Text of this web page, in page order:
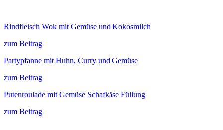
Rindfleisch Wok mit Gemüse und Kokosmilch
zum Beitrag
Partypfanne mit Huhn, Curry und Gemüse
zum Beitrag
Putenroulade mit Gemüse Schafkäse Füllung
zum Beitrag